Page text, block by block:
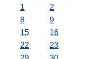
1
2
8
9
15
16
22
23